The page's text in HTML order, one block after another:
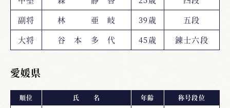
副将
林 亜 岐 39歳
五段
大将
谷 本 多 代 45歳 錬士六段
愛媛県
順位 氏 名 年齢 称号段位